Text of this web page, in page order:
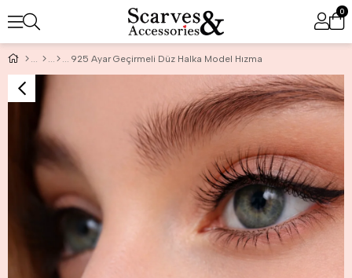
0
925 Ayar Geçirmeli Düz Halka Model Hızma